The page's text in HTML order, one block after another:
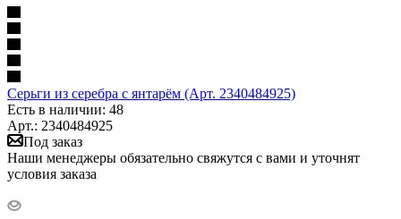
Серьги из серебра с янтарём (Арт. 2340484925)
Есть в наличии: 48
Арт.: 2340484925
Под заказ
Наши менеджеры обязательно свяжутся с вами и уточнят
условия заказа